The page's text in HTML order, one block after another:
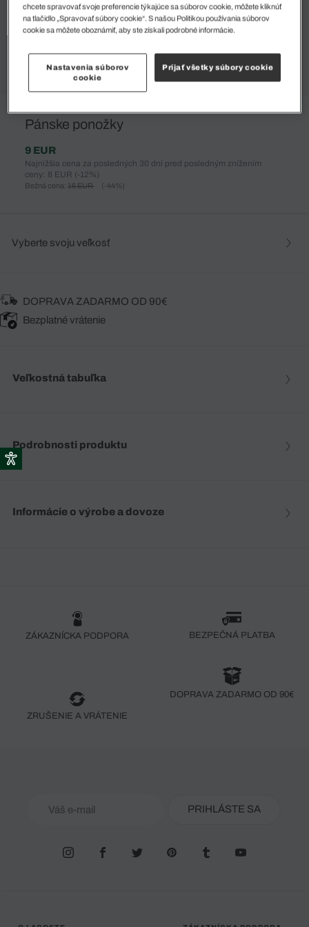
Pánske ponožky
9 EUR
Najnižšia cena za posledných 30 dní pred posledným znížením
ceny: 8 EUR (-12%)
Bežná cena: 16 EUR (-44%)
Vyberte svoju veľkosť
DOPRAVA ZADARMO OD 90€
Bezplatné vrátenie
Veľkostná tabuľka
Podrobnosti produktu
Informácie o výrobe a dovoze
ZÁKAZNÍCKA PODPORA BEZPEČNÁ PLATBA
ZRUŠENIE A VRÁTENIE
DOPRAVA ZADARMO OD 90€
PRIHLÁSTE SA
chcete spravovať svoje preferencie týkajúce sa súborov cookie, môžete kliknúť
na tlačidlo „Spravovať súbory cookie“. S našou Politikou používania súborov
cookie sa môžete oboznámiť, aby ste získali podrobné informácie.
Nastavenia súborov
cookie
Prijať všetky súbory cookie